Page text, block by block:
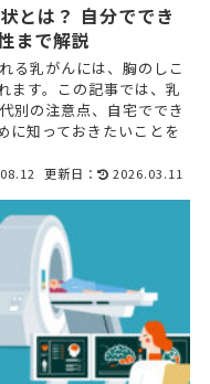
とは？ 自分ででき
まで解説
る乳がんには、胸のしこ
ます。この記事では、乳
別の注意点、自宅ででき
に知っておきたいことを
更新日： 2026.03.11